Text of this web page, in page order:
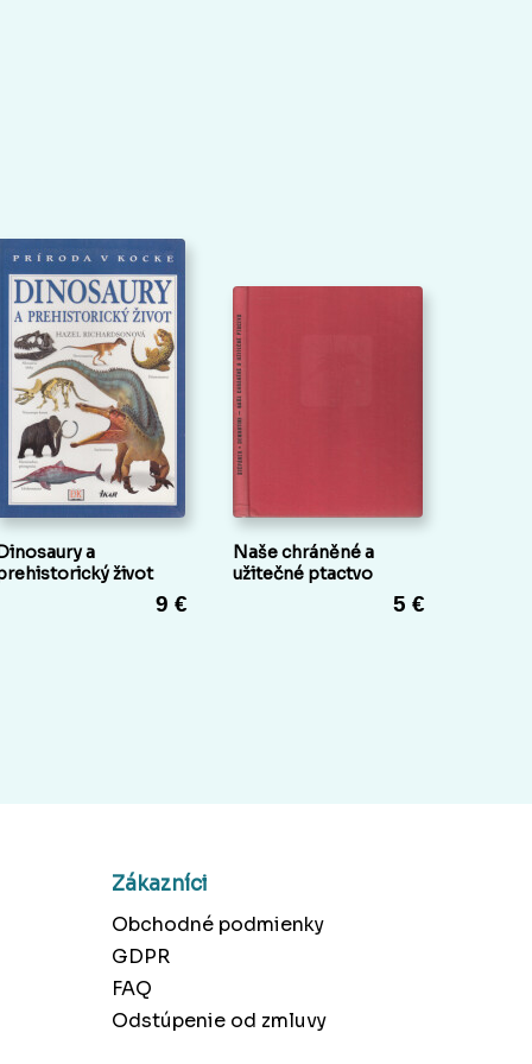
Dinosaury a
život
9 €
Naše chráněné a
užitečné ptactvo
5 €
Zákazníci
Obchodné podmienky
GDPR
FAQ
Odstúpenie od zmluvy